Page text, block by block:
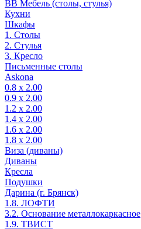
ВВ Мебель (столы, стулья)
Кухни
Шкафы
1. Столы
2. Стулья
3. Кресло
Письменные столы
Askona
0.8 х 2.00
0.9 х 2.00
1.2 х 2.00
1.4 х 2.00
1.6 х 2.00
1.8 х 2.00
Виза (диваны)
Диваны
Кресла
Подушки
Дарина (г. Брянск)
1.8. ЛОФТИ
3.2. Основание металлокаркасное
1.9. ТВИСТ